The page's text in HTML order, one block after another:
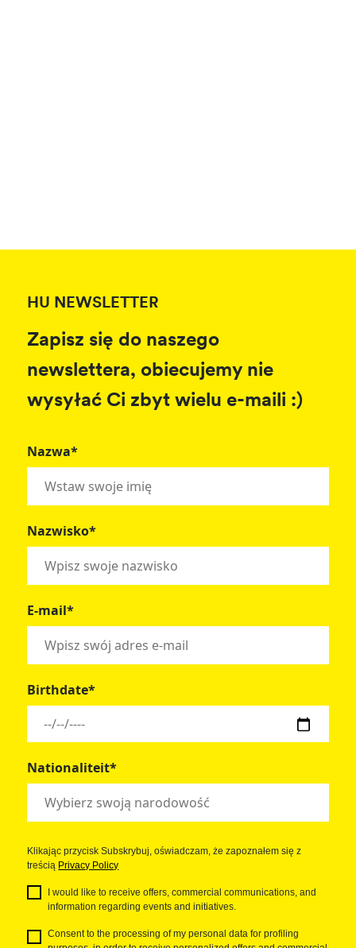
HU NEWSLETTER
Zapisz się do naszego
newslettera, obiecujemy nie
wysyłać Ci zbyt wielu e-maili :)
Nazwa*
Nazwisko*
E-mail*
Birthdate*
Nationaliteit*
Klikając przycisk Subskrybuj, oświadczam, że zapoznałem się z
treścią Privacy Policy
I would like to receive offers, commercial communications, and
information regarding events and initiatives.
Consent to the processing of my personal data for profiling